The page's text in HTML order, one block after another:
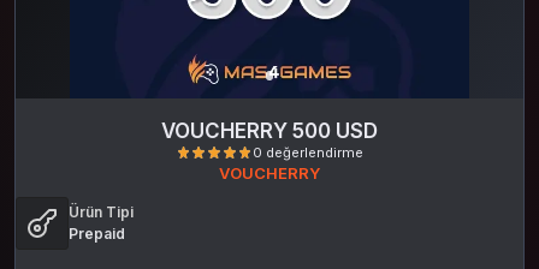
VOUCHERRY 500 USD
VOUCHERRY
Ürün Tipi
Prepaid